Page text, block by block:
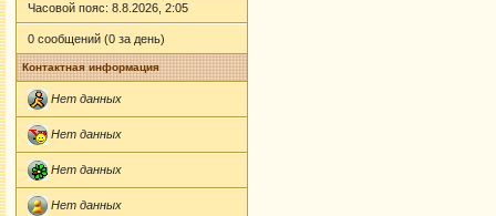
Часовой пояс: 8.8.2026, 2:05
0 сообщений (0 за день)
Контактная информация
Нет данных
Нет данных
Нет данных
Нет данных